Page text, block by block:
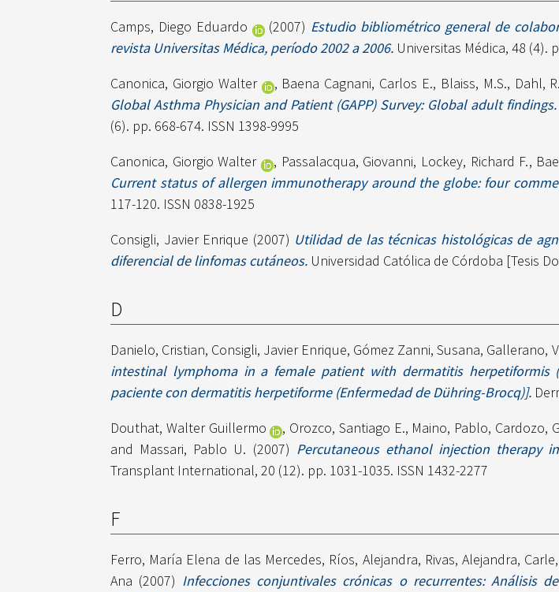
Camps, Diego Eduardo (2007) Estudio bibliométrico general de
revista Universitas Médica, período 2002 a 2006. Universitas Médica, 48 (4).
Canonica, Giorgio Walter
, Baena Cagnani, Carlos E., Blaiss, M.S., Dahl, R.
Global Asthma Physician and Patient (GAPP) Survey: Global adult findings.
(6). pp. 668-674. ISSN 1398-9995
Canonica, Giorgio Walter
, Passalacqua, Giovanni, Lockey, Richard F.,
Current status of allergen immunotherapy around the globe: four
117-120. ISSN 0838-1925
Consigli, Javier Enrique (2007) Utilidad de las técnicas histológicas de
diferencial de linfomas cutáneos. Universidad Católica de Córdoba [Tesis
D
Danielo, Cristian, Consigli, Javier Enrique, Gómez Zanni, Susana, Gallerano,
intestinal lymphoma in a female patient with dermatitis herpetiformis
paciente con dermatitis herpetiforme (Enfermedad de Dühring-Brocq)].
Douthat, Walter Guillermo
, Orozco, Santiago E., Maino, Pablo, Cardozo,
and Massari, Pablo U. (2007) Percutaneous ethanol injection therapy
Transplant International, 20 (12). pp. 1031-1035. ISSN 1432-2277
F
Ferro, María Elena de las Mercedes, Ríos, Alejandra, Rivas, Alejandra,
Ana (2007) Infecciones conjuntivales crónicas o recurrentes: Análisis